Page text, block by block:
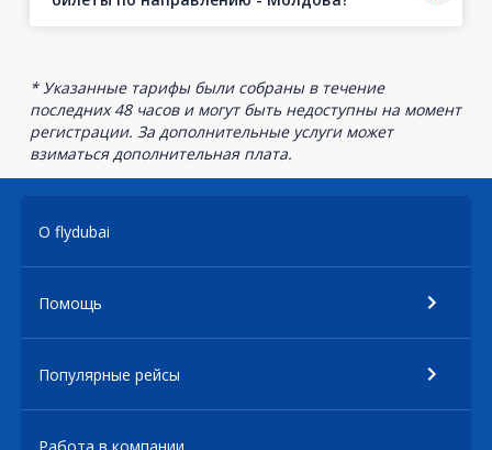
* Указанные тарифы были собраны в течение
последних 48 часов и могут быть недоступны на момент
регистрации. За дополнительные услуги может
взиматься дополнительная плата.
О flydubai
Помощь
Популярные рейсы
Работа в компании